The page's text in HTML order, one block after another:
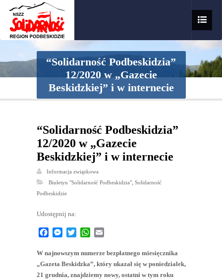
“Solidarność Podbeskidzia”
12/2020 w „Gazecie
Beskidzkiej” i w internecie
“Solidarność Podbeskidzia”
12/2020 w „Gazecie
Beskidzkiej” i w internecie
Informacja związkowa
Biuletyn "Solidarność Podbeskidzia", Solidarność
Podbeskidzie
Udostępnij na:
FacebookMessenger
TwitterWhatsApp
W najnowszym numerze bezpłatnego miesięcznika
„Gazeta Beskidzka”, który ukazał się w poniedzialek,
21 grudnia, znajdziemy nowy, ostatni w tym roku